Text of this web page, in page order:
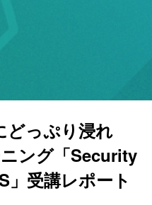
どっぷり浸れ
ング「Security
受講レポート